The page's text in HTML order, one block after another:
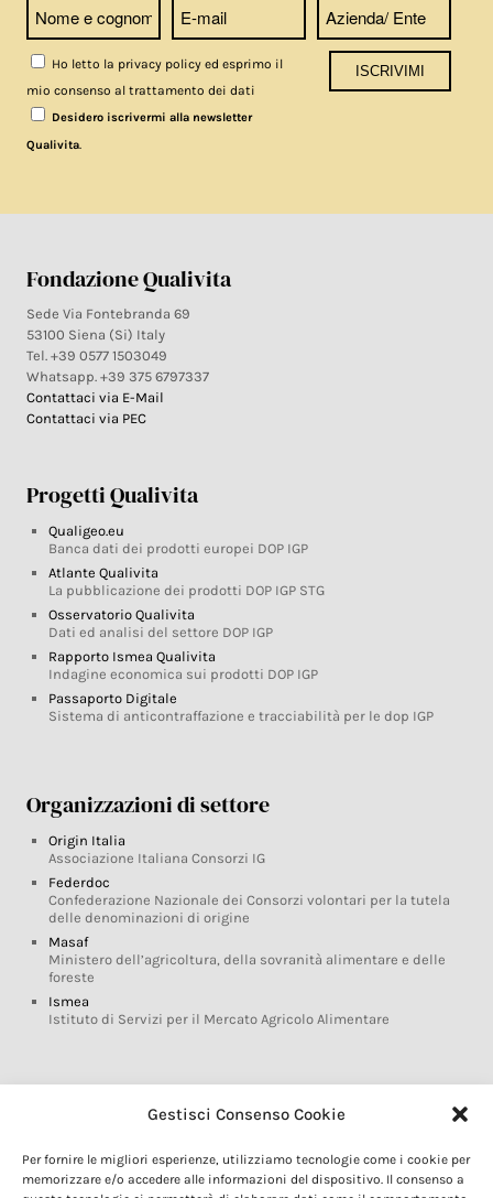
Gestisci Consenso Cookie
Per fornire le migliori esperienze, utilizziamo tecnologie come i cookie per
memorizzare e/o accedere alle informazioni del dispositivo. Il consenso a
Ho letto la privacy policy ed esprimo il
mio consenso al trattamento dei dati
Desidero iscrivermi alla newsletter
Qualivita
Fondazione Qualivita
Sede Via Fontebranda 69
53100 Siena (Si) Italy
Tel. +39 0577 1503049
Whatsapp. +39 375 6797337
Contattaci via E-Mail
Contattaci via PEC
Progetti Qualivita
Qualigeo.eu
Banca dati dei prodotti europei DOP IGP
Atlante Qualivita
La pubblicazione dei prodotti DOP IGP STG
Osservatorio Qualivita
Dati ed analisi del settore DOP IGP
Rapporto Ismea Qualivita
Indagine economica sui prodotti DOP IGP
Passaporto Digitale
Sistema di anticontraffazione e tracciabilità per le dop IGP
Organizzazioni di settore
Origin Italia
Associazione Italiana Consorzi IG
Federdoc
Confederazione Nazionale dei Consorzi volontari per la tutela
delle denominazioni di origine
Masaf
Ministero dell’agricoltura, della sovranità alimentare e delle
foreste
Ismea
Istituto di Servizi per il Mercato Agricolo Alimentare
Glossario DOP IGP
Marchi DOP IGP
Normativa prodotti DOP IGP